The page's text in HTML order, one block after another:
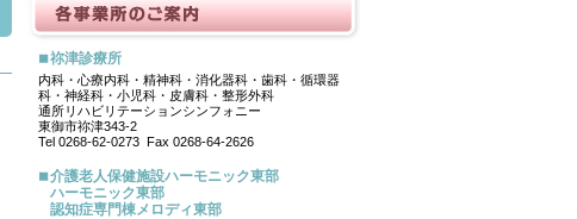
祢津診療所
内科・心療内科・精神科・消化器科・歯科・循環器
科・神経科・小児科・皮膚科・整形外科
通所リハビリテーションシンフォニー
東御市祢津343-2
Tel 0268-62-0273 Fax 0268-64-2626
介護老人保健施設ハーモニック東部
ハーモニック東部
認知症専門棟メロディ東部